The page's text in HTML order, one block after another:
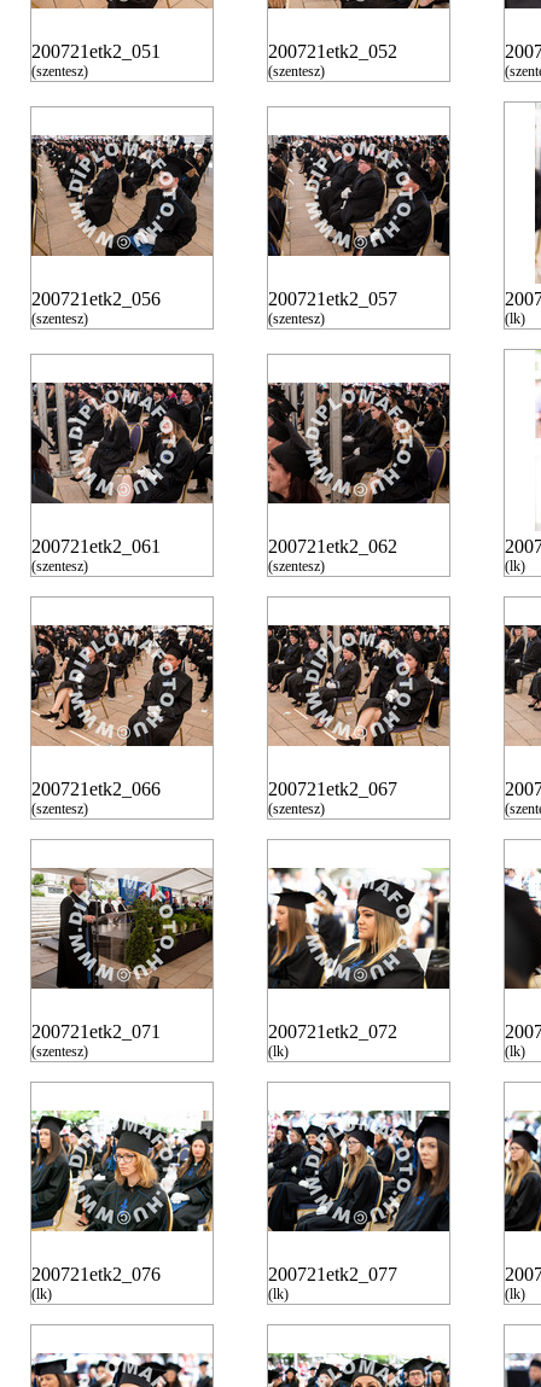
200721etk2_051
(szentesz)
200721etk2_052
(szentesz)
200721etk2_056
(szentesz)
200721etk2_057
(szentesz) (lk)
200721etk2_061
(szentesz)
200721etk2_062
(szentesz) (lk)
200721etk2_066
(szentesz)
200721etk2_067
(szentesz)
200721etk2_071
(szentesz)
200721etk2_072
(lk) (lk)
200721etk2_076
(lk)
200721etk2_077
(lk) (lk)